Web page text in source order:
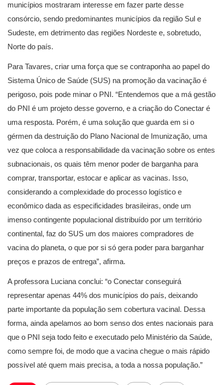
municípios mostraram interesse em fazer parte desse
consórcio, sendo predominantes municípios da região Sul e
Sudeste, em detrimento das regiões Nordeste e, sobretudo,
Norte do país.
Para Tavares, criar uma força que se contraponha ao papel do
Sistema Único de Saúde (SUS) na promoção da vacinação é
perigoso, pois pode minar o PNI. “Entendemos que a má gestão
do PNI é um projeto desse governo, e a criação do Conectar é
uma resposta. Porém, é uma solução que guarda em si o
gérmen da destruição do Plano Nacional de Imunização, uma
vez que coloca a responsabilidade da vacinação sobre os entes
subnacionais, os quais têm menor poder de barganha para
comprar, transportar, estocar e aplicar as vacinas. Isso,
considerando a complexidade do processo logístico e
econômico dada as especificidades brasileiras, onde um
imenso contingente populacional distribuído por um território
continental, faz do SUS um dos maiores compradores de
vacina do planeta, o que por si só gera poder para barganhar
preços e prazos de entrega”, afirma.
A professora Luciana conclui: “o Conectar conseguirá
representar apenas 44% dos municípios do país, deixando
parte importante da população sem cobertura vacinal. Dessa
forma, ainda apelamos ao bom senso dos entes nacionais para
que o PNI seja todo feito e executado pelo Ministério da Saúde,
como sempre foi, de modo que a vacina chegue o mais rápido
possível até quem mais precisa, a toda a nossa população.”